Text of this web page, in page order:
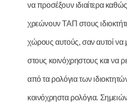
να προσέξουν ιδιαίτερα
χρεώνουν ΤΑΠ στους
χώρους αυτούς, σαν αυτοί να
στους κοινόχρηστους και να
από τα ρολόγια των
κοινόχρηστα ρολόγια.